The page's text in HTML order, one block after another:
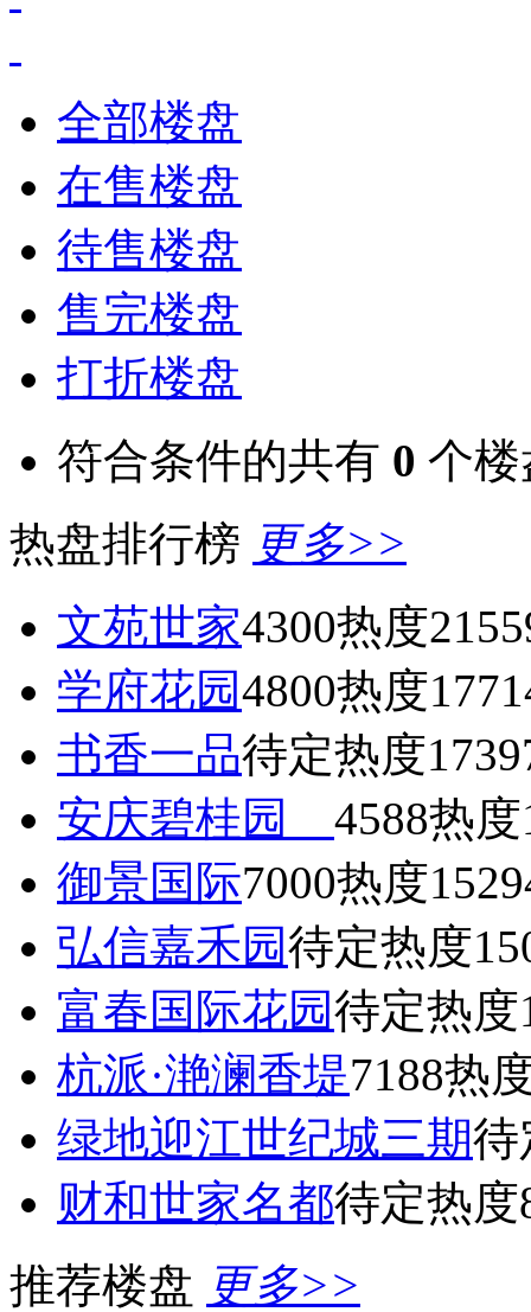
全部楼盘
在售楼盘
待售楼盘
售完楼盘
打折楼盘
符合条件的共有 0 个楼
热盘排行榜 更多>>
文苑世家4300热度
学府花园4800热度
书香一品待定热度
安庆碧桂园 4588热度
御景国际7000热度
弘信嘉禾园待定热度
富春国际花园待定热度
杭派·滟澜香堤7188热
绿地迎江世纪城三期待
财和世家名都待定热度
推荐楼盘 更多>>